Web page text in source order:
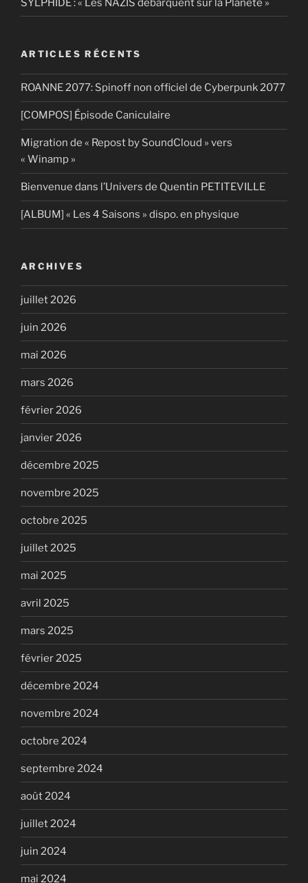
SYLPHIDE : « Les NAZIS débarquent sur la Planète »
ARTICLES RÉCENTS
ROANNE 2077: Spinoff non officiel de Cyberpunk 2077
[COMPOS] Épisode Caniculaire
Migration de « Repost by SoundCloud » vers
« Winamp »
Bienvenue dans l’Univers de Quentin PETITEVILLE
[ALBUM] « Les 4 Saisons » dispo. en physique
ARCHIVES
juillet 2026
juin 2026
mai 2026
mars 2026
février 2026
janvier 2026
décembre 2025
novembre 2025
octobre 2025
juillet 2025
mai 2025
avril 2025
mars 2025
février 2025
décembre 2024
novembre 2024
octobre 2024
septembre 2024
août 2024
juillet 2024
juin 2024
mai 2024